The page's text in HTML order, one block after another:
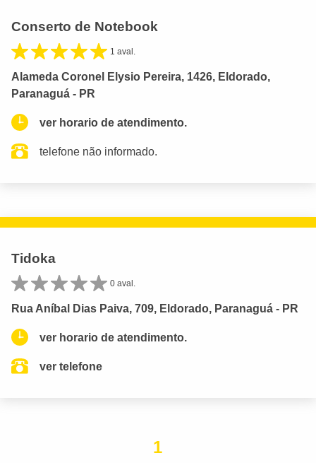
Conserto de Notebook
1 aval.
Alameda Coronel Elysio Pereira, 1426, Eldorado,
Paranaguá - PR
ver horario de atendimento.
telefone não informado.
Tidoka
0 aval.
Rua Aníbal Dias Paiva, 709, Eldorado, Paranaguá - PR
ver horario de atendimento.
ver telefone
1